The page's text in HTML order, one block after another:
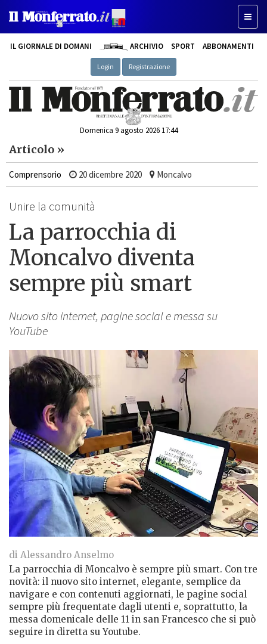
IL GIORNALE DI DOMANI ARCHIVIO SPORT ABBONAMENTI
Login Registrazione
Domenica 9 agosto 2026 17:44
Articolo »
Comprensorio 20 dicembre 2020 Moncalvo
Unire la comunità
La parrocchia di
Moncalvo diventa
sempre più smart
Nuovo sito internet, pagine social e messa su
YouTube
di Alessandro Anselmo
La parrocchia di Moncalvo è sempre più smart. Con tre
novità: il nuovo sito internet, elegante, semplice da
navigare e con contenuti aggiornati, le pagine social
sempre più frequentate dagli utenti e, soprattutto, la
messa domenicale delle 11 in san Francesco che si può
seguire in diretta su Youtube.